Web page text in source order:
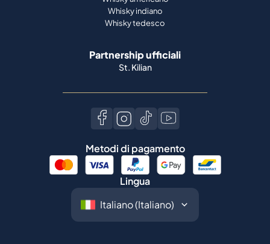
Whisky indiano
Whisky tedesco
Partnership ufficiali
St. Kilian
Metodi di pagamento
Lingua